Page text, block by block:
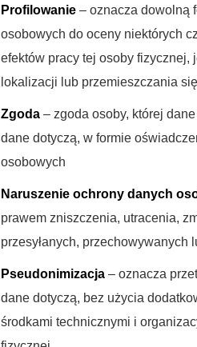
Profilowanie – oznacza dowolną
osobowych do oceny niektórych
efektów pracy tej osoby
lokalizacji lub przemieszczania się
Zgoda – zgoda osoby, której
dane dotyczą, w formie
osobowych
Naruszenie ochrony danych
prawem zniszczenia, utracenia,
przesyłanych, przechowywanych
Pseudonimizacja – oznacza
dane dotyczą, bez użycia
środkami technicznymi i